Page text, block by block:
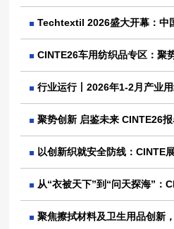
Techtextil 2026盛大开幕：中
CINTE26车用纺织品专区：聚
行业运行丨2026年1-2月产业
聚势创新 启鉴未来 CINTE26
以创新织就安全防线：CINTE
从“衣被天下”到“问天探海”：
聚焦擦拭材料及卫生用品创新